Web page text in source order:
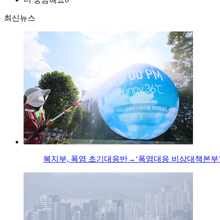
최신뉴스
복지부, 폭염 초기대응반→‘폭염대응 비상대책본부